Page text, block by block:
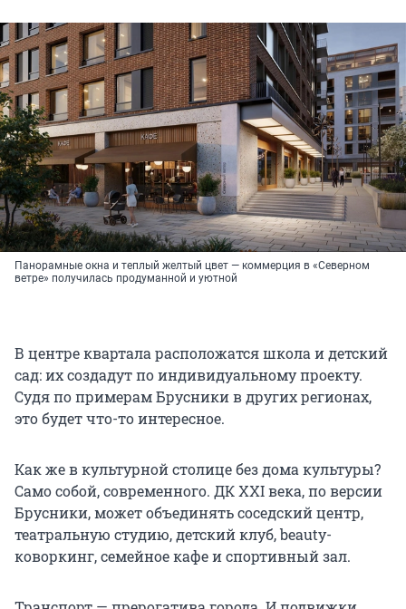
Панорамные окна и теплый желтый цвет — коммерция в «Северном
ветре» получилась продуманной и уютной
В центре квартала расположатся школа и детский
сад: их создадут по индивидуальному проекту.
Судя по примерам Брусники в других регионах,
это будет что-то интересное.
Как же в культурной столице без дома культуры?
Само собой, современного. ДК XXI века, по версии
Брусники, может объединять соседский центр,
театральную студию, детский клуб, beauty-
коворкинг, семейное кафе и спортивный зал.